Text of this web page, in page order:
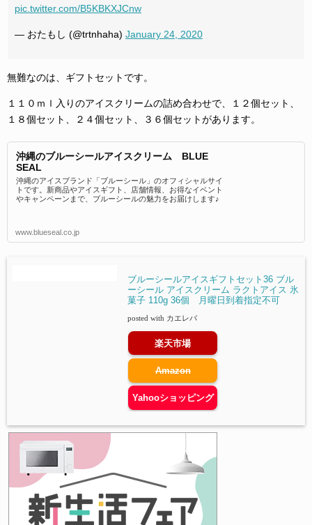
pic.twitter.com/B5KBKXJCnw
— おたもし (@trtnhaha) January 24, 2020
無難なのは、ギフトセットです。
１１０ｍｌ入りのアイスクリームの詰め合わせで、１２個セット、
１８個セット、２４個セット、３６個セットがあります。
沖縄のブルーシールアイスクリーム BLUE
SEAL
沖縄のアイスブランド「ブルーシール」のオフィシャルサイ
トです。新商品やアイスギフト、店舗情報、お得なイベント
やキャンペーンまで、ブルーシールの魅力をお届けします♪
www.blueseal.co.jp
ブルーシールアイスギフトセット36 ブル
ーシール アイスクリーム ラクトアイス 氷
菓子 110g 36個 月曜日到着指定不可
posted with カエレバ
楽天市場
Amazon
Yahooショッピング